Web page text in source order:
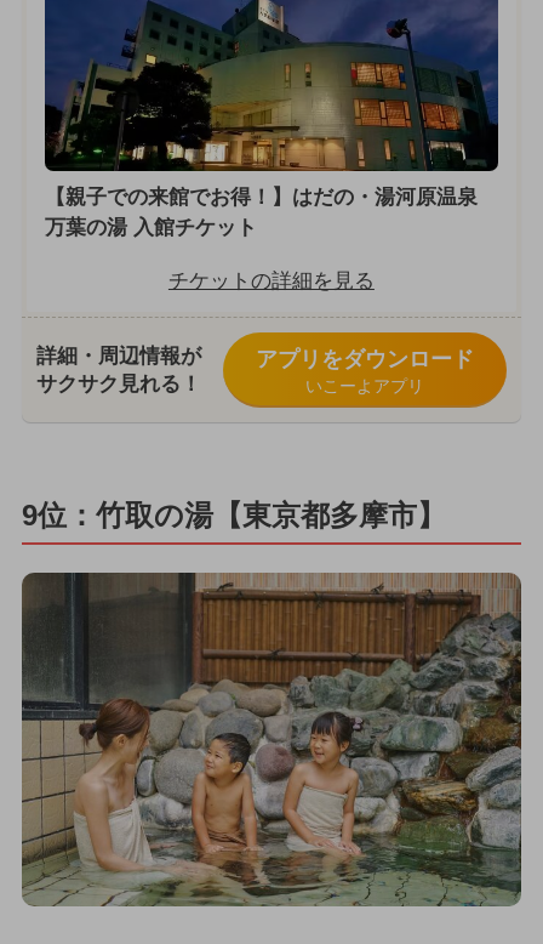
【親子での来館でお得！】はだの・湯河原温泉
万葉の湯 入館チケット
チケットの詳細を見る
詳細・周辺情報が
サクサク見れる！
アプリをダウンロード
いこーよアプリ
9位：竹取の湯【東京都多摩市】